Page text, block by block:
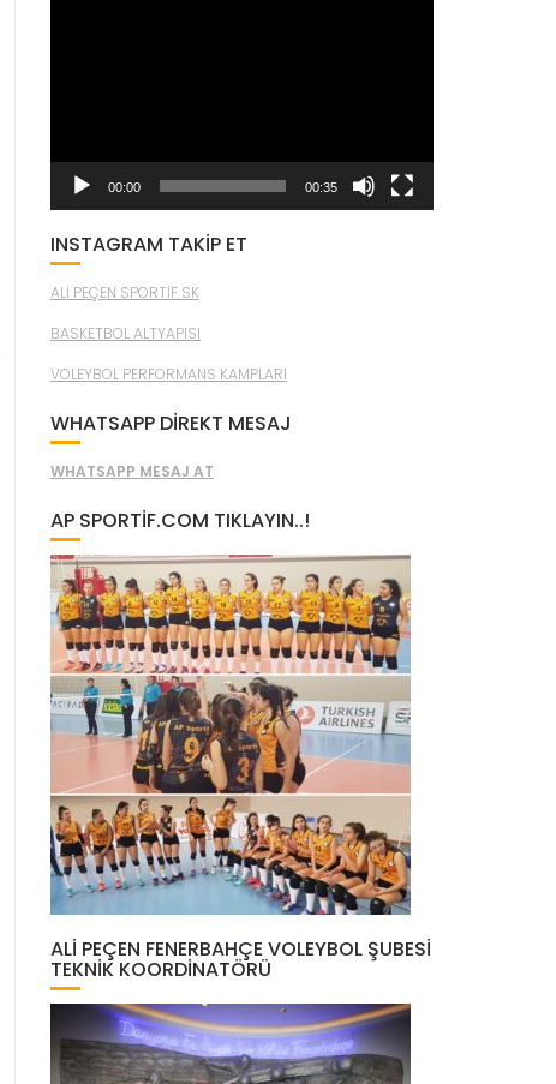
00:00 00:35
INSTAGRAM TAKİP ET
ALİ PEÇEN SPORTİF SK
BASKETBOL ALTYAPISI
VOLEYBOL PERFORMANS KAMPLARI
WHATSAPP DİREKT MESAJ
WHATSAPP MESAJ AT
AP SPORTIF.COM TIKLAYIN..!
ALI PEÇEN FENERBAHÇE VOLEYBOL ŞUBESI
TEKNIK KOORDINATÖRÜ